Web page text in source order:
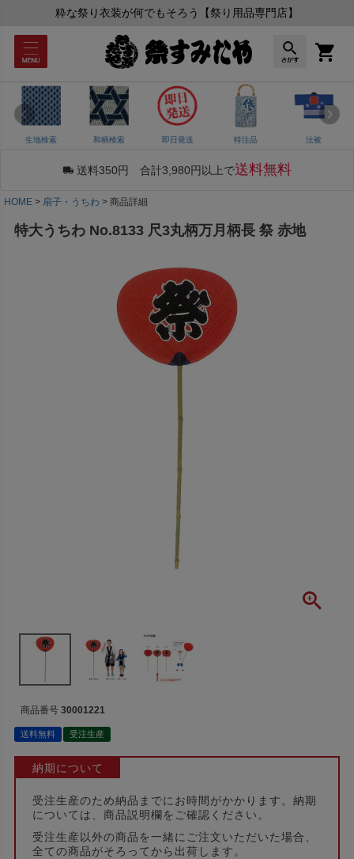
粋な祭り衣装が何でもそろう【祭り用品専門店】
生地検索 和柄検索 即日発送 特注品 法被
送料350円 合計3,980円以上で送料無料
HOME 扇子・うちわ 商品詳細
特大うちわ No.8133 尺3丸柄万月柄長 祭 赤地
商品番号 30001221
送料無料 受注生産
納期について
受注生産のため納品までにお時間がかかります。納期
については、商品説明欄をご確認ください。
受注生産以外の商品を一緒にご注文いただいた場合、
全ての商品がそろってから出荷します。